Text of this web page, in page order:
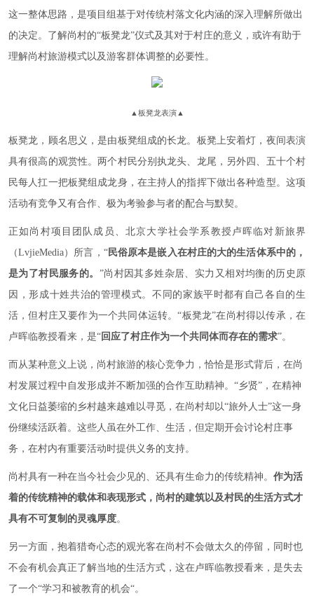
这一整体思路，是项目组基于对传统村落文化内涵的深入理解所做出
的决定。了解尚村的“板凳龙”仪式及其对于村庄的意义，或许有助于
理解尚村旅游模式以及游客群体调整的必要性。
▲ 板凳龙表演▲
板凳龙，顾名思义，是由板凳组成的长龙。板凳上安着灯，夜间表演
具有很高的观赏性。两个村民分别执龙头、龙尾，另外四、五十个村
民每人扛一把板凳组成龙身，在主持人的指挥下做出各种造型。这项
活动有竞争又有合作、极为考验参与者的配合与默契。
正如尚村项目团队成员、北京大学社会学系教授卢晖临对新旅界
（LvjieMedia）所言，“民俗原本是嵌入在村庄的大的生活体系中的，
是为了村民服务的。 ”尚村因其多姓杂居、实力又相对均衡的历史原
因，形成十姓共治的管理模式。不同的家族平时都有自己各自的生
活，但村庄又要作为一个共同体运转。“板凳龙”在尚村得以传承，在
卢晖临教授看来，是“回应了村庄作为一个共同体而存在的需求”。
而从某种意义上说，尚村旅游的核心竞争力，恰恰是形式背后，在尚
村发展过程中自发形成并不断加强的合作互助精神。“乡贤”，在精神
文化日益萎缩的乡村越来越难以寻觅，在尚村却以“旅外人士”这一身
份继续活跃着。这些人虽在外工作、生活，但定期开会讨论村庄事
务，在村内有重要活动时提供义务的支持。
尚村具有一种在当今社会少见的、还具有生命力的传统精神。 作为活
着的传统精神的载体和表现形式，尚村的建筑以及村民的生活方式才
具有不可复制的灵魂厚度。
另一方面，抱着猎奇心态的观光客在尚村不会做太久的停留，同时也
不会有机会真正了解当地的生活方式，这在卢晖临教授看来，是失去
了一个“学习和被教育的机会“。